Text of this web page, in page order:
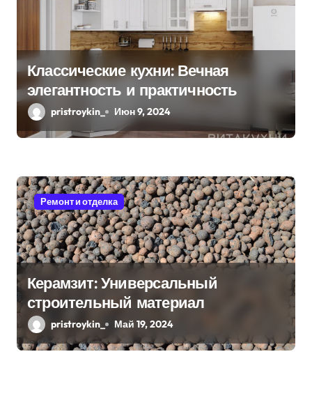
Классические кухни: Вечная
элегантность и практичность
pristroykin_ Июн 9, 2024
Ремонт и отделка
Керамзит: Универсальный
строительный материал
pristroykin_ Май 19, 2024